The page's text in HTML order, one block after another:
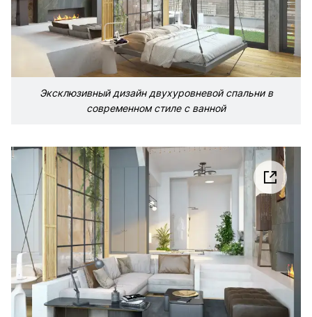
Эксклюзивный дизайн двухуровневой спальни в
современном стиле с ванной